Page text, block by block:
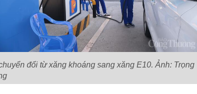
đổi từ xăng khoáng sang xăng E10. Ảnh: Trọng